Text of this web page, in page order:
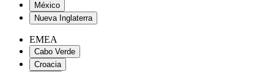
México
Nueva Inglaterra
EMEA
Cabo Verde
Croacia